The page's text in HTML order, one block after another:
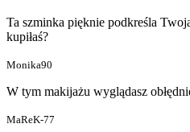
Ta szminka pięknie podkreśla
kupiłaś?
Monika90
W tym makijażu wyglądasz
MaReK-77